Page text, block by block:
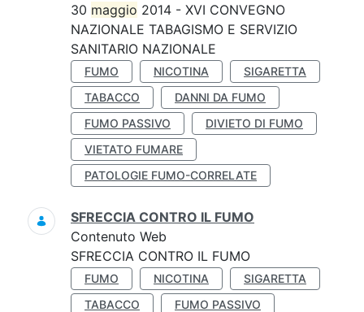
30 maggio 2014 - XVI CONVEGNO
NAZIONALE TABAGISMO E SERVIZIO
SANITARIO NAZIONALE
FUMO NICOTINA
SIGARETTA
TABACCO
DANNI DA FUMO
FUMO PASSIVO
DIVIETO DI FUMO
VIETATO FUMARE
PATOLOGIE FUMO-CORRELATE
SFRECCIA CONTRO IL FUMO
Contenuto Web
SFRECCIA CONTRO IL FUMO
FUMO NICOTINA
SIGARETTA
TABACCO
FUMO PASSIVO